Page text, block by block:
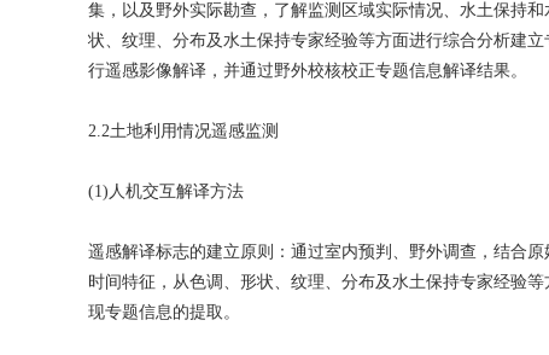
集，以及野外实际勘查，了解监测区域实际情况、水土保持
状、纹理、分布及水土保持专家经验等方面进行综合分析建
行遥感影像解译，并通过野外校核校正专题信息解译结果。
2.2土地利用情况遥感监测
(1)人机交互解译方法
遥感解译标志的建立原则：通过室内预判、野外调查，结合原
时间特征，从色调、形状、纹理、分布及水土保持专家经验
现专题信息的提取。